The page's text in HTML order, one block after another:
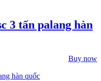
3 tấn palang hàn
Buy now